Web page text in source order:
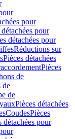
pour
pour
détachées pour
Réductions sur
Pièces détachées
Pièces
de
de
de
Pièces détachées
CoudesPièces
détachées pour